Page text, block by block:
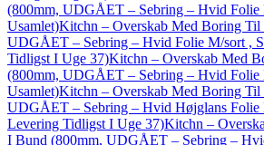
(800mm, UDGÅET – Sebring – Hvid Folie
Usamlet)Kitchn – Overskab Med Boring Til
UDGÅET – Sebring – Hvid Folie M/sort ,
Tidligst I Uge 37)Kitchn – Overskab Med
(800mm, UDGÅET – Sebring – Hvid Folie
Usamlet)Kitchn – Overskab Med Boring Til
UDGÅET – Sebring – Hvid Højglans Folie
Levering Tidligst I Uge 37)Kitchn –
I Bund (800mm, UDGÅET – Sebring –